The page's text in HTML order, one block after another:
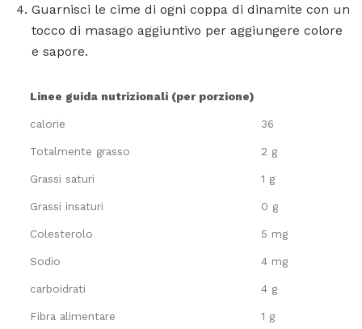
Guarnisci le cime di ogni coppa di dinamite con un
tocco di masago aggiuntivo per aggiungere colore
e sapore.
Linee guida nutrizionali (per porzione)
calorie 36
Totalmente grasso 2 g
Grassi saturi 1 g
Grassi insaturi 0 g
Colesterolo 5 mg
Sodio 4 mg
carboidrati 4 g
Fibra alimentare 1 g